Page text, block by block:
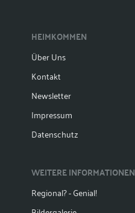
HEIMKOMMEN
Über Uns
Kontakt
Newsletter
Impressum
Datenschutz
WEITERE INFORMATIONEN
Regional? - Genial!